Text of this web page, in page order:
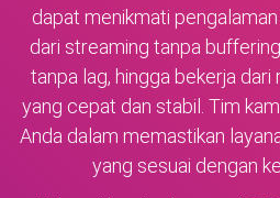
dapat menikmati
dari streaming tanpa
tanpa lag, hingga bekerja dari
yang cepat dan stabil. Tim
Anda dalam memastikan
yang sesuai dengan